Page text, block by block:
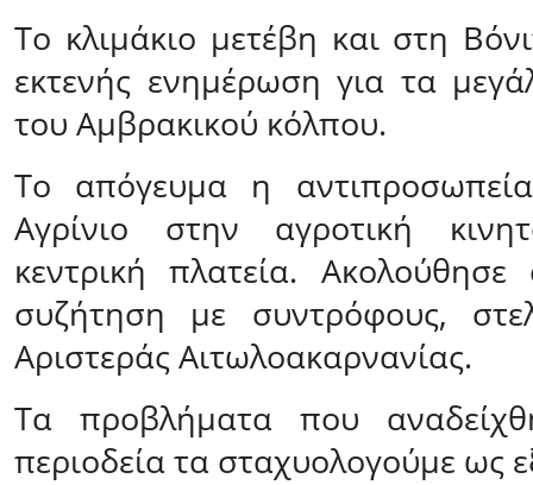
Το κλιμάκιο μετέβη και στη
εκτενής ενημέρωση για τα
του Αμβρακικού κόλπου.
Το απόγευμα η
Αγρίνιο στην αγροτική
κεντρική πλατεία.
συζήτηση με συντρόφους,
Αριστεράς Αιτωλοακαρνανίας.
Τα προβλήματα που
περιοδεία τα σταχυολογούμε ως